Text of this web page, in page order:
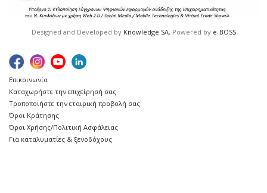
Designed and Developed by Knowledge SA, Powered by e-BOSS
Επικοινωνία
Καταχωρήστε την επιχείρησή σας
Τροποποιήστε την εταιρική προβολή σας
Όροι Κράτησης
Όροι Χρήσης/Πολιτική Ασφάλειας
Για καταλυματίες & ξενοδόχους